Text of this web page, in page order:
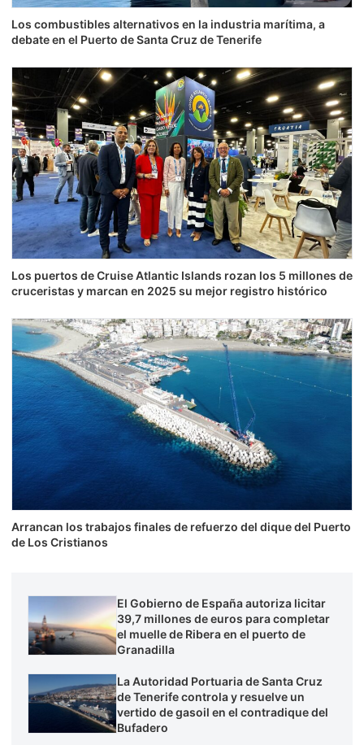
Los combustibles alternativos en la industria marítima, a
debate en el Puerto de Santa Cruz de Tenerife
Los puertos de Cruise Atlantic Islands rozan los 5 millones de
cruceristas y marcan en 2025 su mejor registro histórico
Arrancan los trabajos finales de refuerzo del dique del Puerto
de Los Cristianos
El Gobierno de España autoriza licitar
39,7 millones de euros para completar
el muelle de Ribera en el puerto de
Granadilla
La Autoridad Portuaria de Santa Cruz
de Tenerife controla y resuelve un
vertido de gasoil en el contradique del
Bufadero